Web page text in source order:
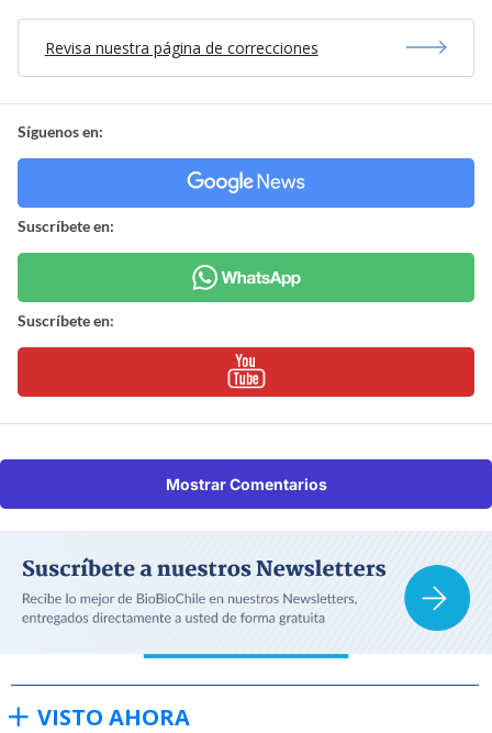
Revisa nuestra página de correcciones
Síguenos en:
Suscríbete en:
Suscríbete en:
Mostrar Comentarios
VISTO AHORA